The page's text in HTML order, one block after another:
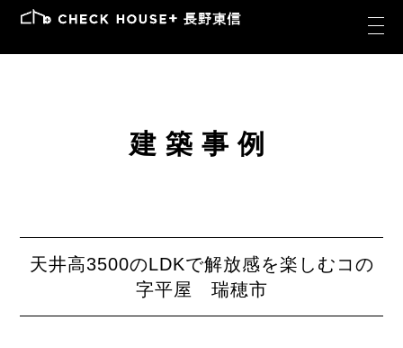
建築事例
天井高3500のLDKで解放感を楽しむコの
字平屋 瑞穂市